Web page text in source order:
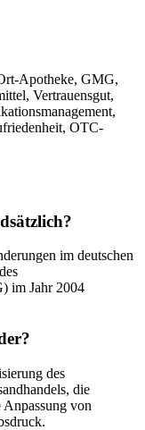
Apotheke, GMG,
Vertrauensgut,
OTC-
im deutschen
im Jahr 2004
des
die
von